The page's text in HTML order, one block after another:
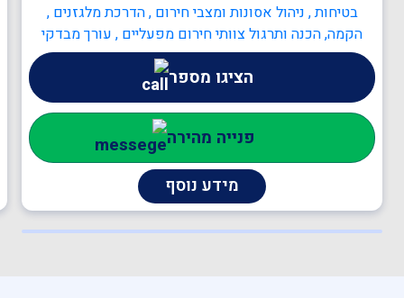
בטיחות , ניהול אסונות ומצבי חירום , הדרכת מלגזנים ,
הקמה, הכנה ותרגול צוותי חירום מפעליים , עורך מבדקי
בטיחות במוסדות חינוך , מדריך עבודה בגובה , ממונה
בטיחות בבניה , ממונה בטיחות בעבודה , ממונה בטיחות אש
, כיבוי אש , ניהול אסונות ומצבי חירום , בודק מוסמך לציוד
כיבוי מטלטל , כתיבה/עדכון תיק שטח , כתיבה/עדכון תיק
מפעל , הקמה, הכנה ותרגול צוותי חירום מפעליים , ציוד
כיבוי אש , תכנון מערכי בטיחות אש , יועץ בטיחות אש ,
ממונה בטיחות אש , ענף הבנייה , מנהל עבודה
הציגו מספר
פנייה מהירה
מידע נוסף